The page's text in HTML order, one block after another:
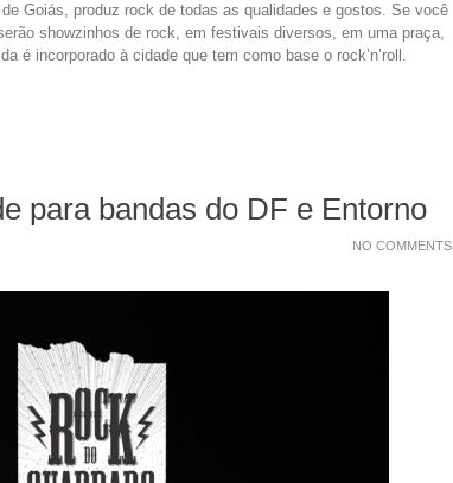
Goiás, produz rock de todas as qualidades e gostos. Se você
showzinhos de rock, em festivais diversos, em uma praça,
é incorporado à cidade que tem como base o rock’n’roll.
para bandas do DF e Entorno
NO COMMENTS